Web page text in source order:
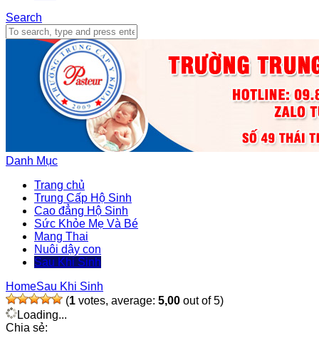
Search
Danh Mục
Trang chủ
Trung Cấp Hộ Sinh
Cao đẳng Hộ Sinh
Sức Khỏe Mẹ Và Bé
Mang Thai
Nuôi dậy con
Sau Khi Sinh
HomeSau Khi Sinh
(1 votes, average: 5,00 out of 5)
Loading...
Chia sẻ: